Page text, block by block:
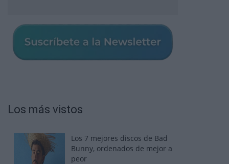
Los más vistos
Los 7 mejores discos de Bad
Bunny, ordenados de mejor a
peor